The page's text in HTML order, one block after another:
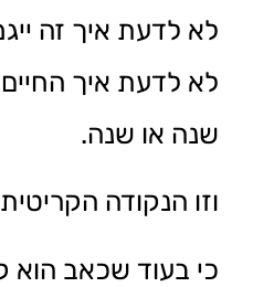
לא לדעת איך זה
לא לדעת איך החיים
שנה או שנה.
וזו הנקודה
כי בעוד שכאב